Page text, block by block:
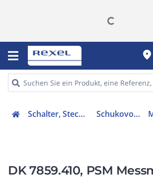
place
Schalter, Steckdosen, Stecker Schukovorrichtungen
DK 7859.410, PSM